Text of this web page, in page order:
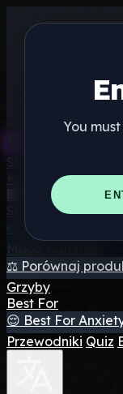
You
Katalog
🏢 Katalog marek
Suplementy
🍬 Żelki grzybowe
⚖️ Porównaj
Grzyby
Best For
😌 Best For
Przewodniki Quiz